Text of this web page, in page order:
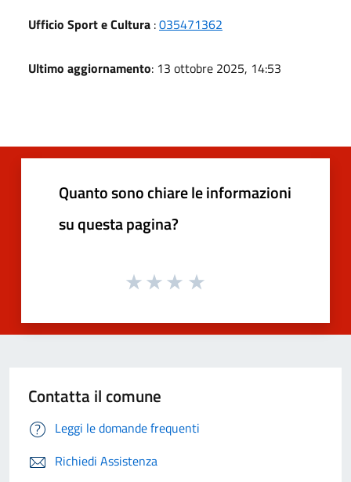
Ufficio Sport e Cultura :035471362
Ultimo aggiornamento: 13 ottobre 2025, 14:53
Quanto sono chiare le informazioni
su questa pagina?
Contatta il comune
Leggi le domande frequenti
Richiedi Assistenza